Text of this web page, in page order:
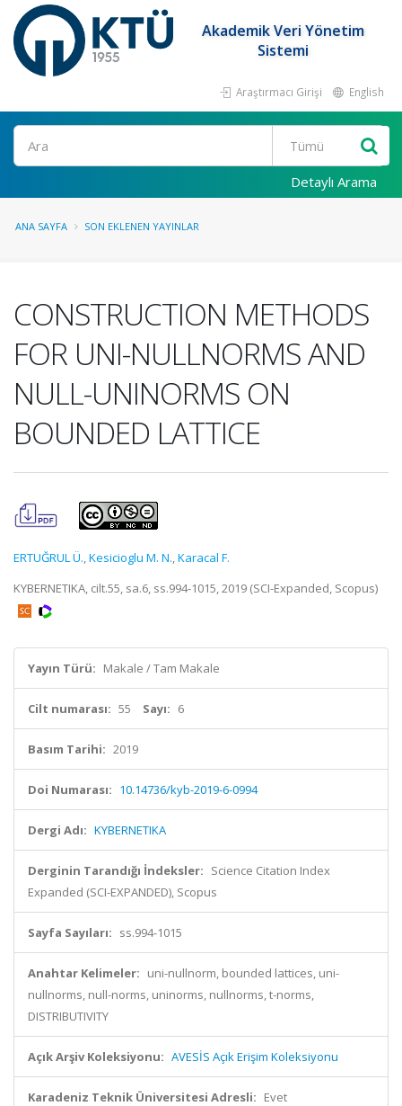
Akademik Veri Yönetim
Sistemi
Araştırmacı Girişi English
Ara
Detaylı Arama
ANA SAYFA SON EKLENEN YAYINLAR
CONSTRUCTION METHODS
FOR UNI-NULLNORMS AND
NULL-UNINORMS ON
BOUNDED LATTICE
ERTUĞRUL Ü.,Kesicioglu M. N.,Karacal F.
KYBERNETIKA, cilt.55, sa.6, ss.994-1015, 2019 (SCI-Expanded, Scopus)
Yayın Türü: Makale / Tam Makale
Cilt numarası: 55 Sayı: 6
Basım Tarihi: 2019
Doi Numarası: 10.14736/kyb-2019-6-0994
Dergi Adı: KYBERNETIKA
Derginin Tarandığı İndeksler: Science Citation Index
Expanded (SCI-EXPANDED), Scopus
Sayfa Sayıları: ss.994-1015
Anahtar Kelimeler: uni-nullnorm, bounded lattices, uni-
nullnorms, null-norms, uninorms, nullnorms, t-norms,
DISTRIBUTIVITY
Açık Arşiv Koleksiyonu: AVESİS Açık Erişim Koleksiyonu
Karadeniz Teknik Üniversitesi Adresli: Evet